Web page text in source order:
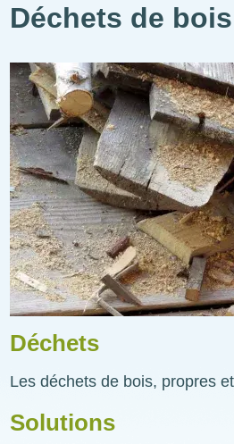
Déchets de bois
Illustration
Déchets
Les déchets de bois, propres
Solutions